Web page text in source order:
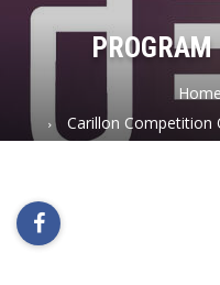
Home
Carillon Competition